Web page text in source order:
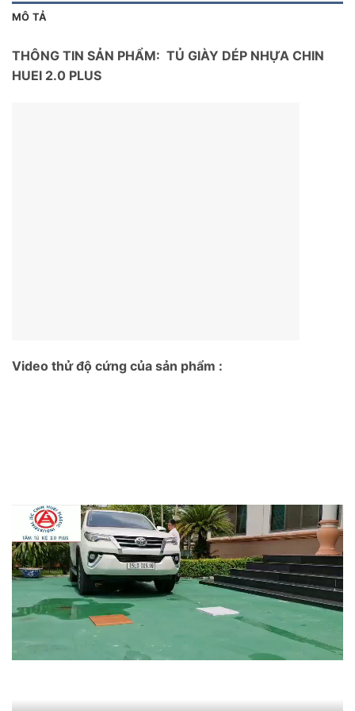
MÔ TẢ
THÔNG TIN SẢN PHẨM: TỦ GIÀY DÉP NHỰA CHIN
HUEI 2.0 PLUS
Video thử độ cứng của sản phẩm :